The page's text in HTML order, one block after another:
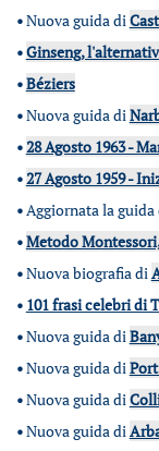
•Nuova guida di
•Ginseng,
•Béziers
•Nuova guida di
•28 Agosto 1963 -
•27 Agosto 1959 -
•Aggiornata la guida
•Metodo
•Nuova biografia di
• 101 frasi celebri di
•Nuova guida di
•Nuova guida di
•Nuova guida di
•Nuova guida di